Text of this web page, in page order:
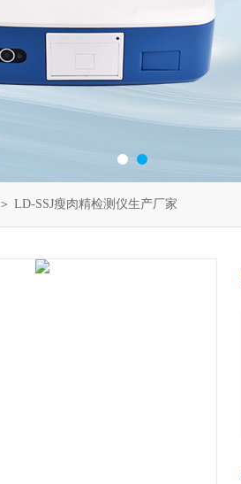
＞ LD-SSJ瘦肉精检测仪生产厂家